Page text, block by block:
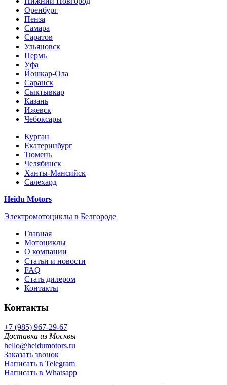
Оренбург
Пенза
Самара
Саратов
Ульяновск
Пермь
Уфа
Йошкар-Ола
Саранск
Сыктывкар
Казань
Ижевск
Чебоксары
Курган
Екатеринбург
Тюмень
Челябинск
Ханты-Мансийск
Салехард
Heidu Motors
Электромотоциклы в Белгороде
Главная
Мотоциклы
О компании
Статьи и новости
FAQ
Стать дилером
Контакты
Контакты
+7 (985) 967-29-67
Доставка из Москвы
hello@heidumotors.ru
Заказать звонок
Написать в Telegram
Написать в Whatsapp